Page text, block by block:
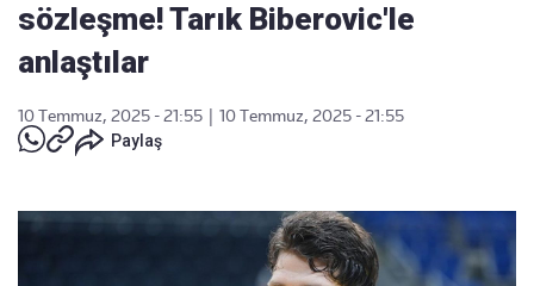
sözleşme! Tarık Biberovic'le
anlaştılar
10 Temmuz, 2025 - 21:55
10 Temmuz, 2025 - 21:55
Paylaş